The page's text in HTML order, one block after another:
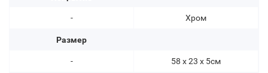
-
Размер
-
Хром
58 x 23 х 5см